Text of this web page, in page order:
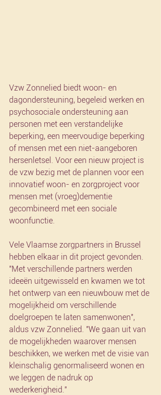
Vzw Zonnelied biedt woon- en
dagondersteuning, begeleid werken en
psychosociale ondersteuning aan
personen met een verstandelijke
beperking, een meervoudige beperking
of mensen met een niet-aangeboren
hersenletsel. Voor een nieuw project is
de vzw bezig met de plannen voor een
innovatief woon- en zorgproject voor
mensen met (vroeg)dementie
gecombineerd met een sociale
woonfunctie.
Vele Vlaamse zorgpartners in Brussel
hebben elkaar in dit project gevonden.
"Met verschillende partners werden
ideeën uitgewisseld en kwamen we tot
het ontwerp van een nieuwbouw met de
mogelijkheid om verschillende
doelgroepen te laten samenwonen",
aldus vzw Zonnelied. "We gaan uit van
de mogelijkheden waarover mensen
beschikken, we werken met de visie van
kleinschalig genormaliseerd wonen en
we leggen de nadruk op
wederkerigheid."